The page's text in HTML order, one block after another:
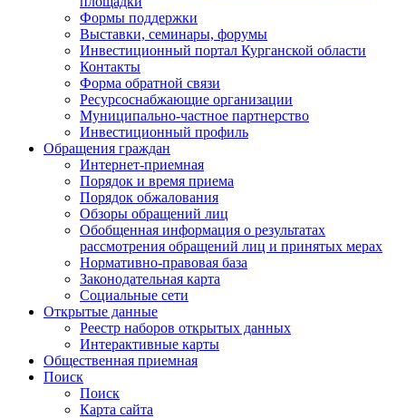
Формы поддержки
Выставки, семинары, форумы
Инвестиционный портал Курганской области
Контакты
Форма обратной связи
Ресурсоснабжающие организации
Муниципально-частное партнерство
Инвестиционный профиль
Обращения граждан
Интернет-приемная
Порядок и время приема
Порядок обжалования
Обзоры обращений лиц
Обобщенная информация о результатах
рассмотрения обращений лиц и принятых мерах
Нормативно-правовая база
Законодательная карта
Социальные сети
Открытые данные
Реестр наборов открытых данных
Интерактивные карты
Общественная приемная
Поиск
Поиск
Карта сайта